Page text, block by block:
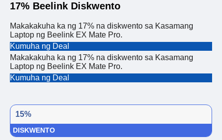
17% Beelink Diskwento
Makakakuha ka ng 17% na diskwento sa Kasamang
Laptop ng Beelink EX Mate Pro.
Kumuha ng Deal
Makakakuha ka ng 17% na diskwento sa Kasamang
Laptop ng Beelink EX Mate Pro.
Kumuha ng Deal
15%
DISKWENTO